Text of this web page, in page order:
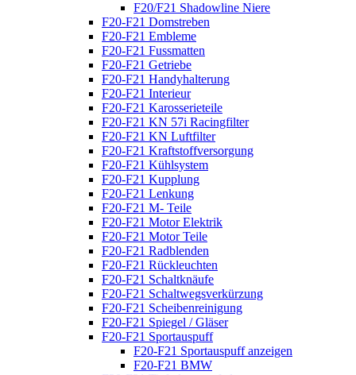
F20/F21 Shadowline Niere
F20-F21 Domstreben
F20-F21 Embleme
F20-F21 Fussmatten
F20-F21 Getriebe
F20-F21 Handyhalterung
F20-F21 Interieur
F20-F21 Karosserieteile
F20-F21 KN 57i Racingfilter
F20-F21 KN Luftfilter
F20-F21 Kraftstoffversorgung
F20-F21 Kühlsystem
F20-F21 Kupplung
F20-F21 Lenkung
F20-F21 M- Teile
F20-F21 Motor Elektrik
F20-F21 Motor Teile
F20-F21 Radblenden
F20-F21 Rückleuchten
F20-F21 Schaltknäufe
F20-F21 Schaltwegsverkürzung
F20-F21 Scheibenreinigung
F20-F21 Spiegel / Gläser
F20-F21 Sportauspuff
F20-F21 Sportauspuff anzeigen
F20-F21 BMW